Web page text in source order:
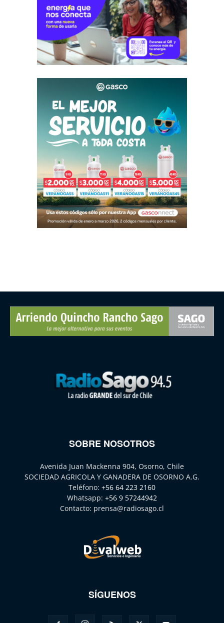
SOBRE NOSOTROS
Avenida Juan Mackenna 904, Osorno, Chile
SOCIEDAD AGRICOLA Y GANADERA DE OSORNO A.G.
Teléfono: +56 64 223 2160
Whatsapp: +56 9 57244942
Contacto: prensa@radiosago.cl
SÍGUENOS